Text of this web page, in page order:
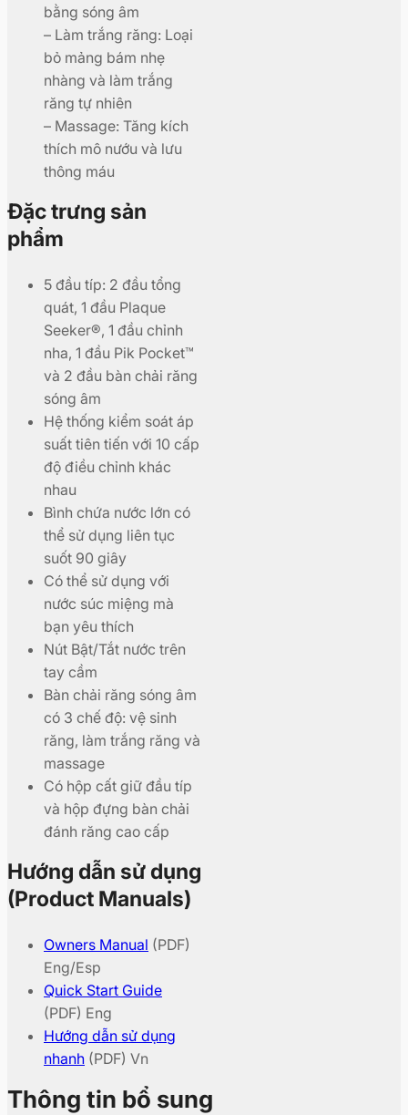
bằng sóng âm
– Làm trắng răng: Loại
bỏ mảng bám nhẹ
nhàng và làm trắng
răng tự nhiên
– Massage: Tăng kích
thích mô nướu và lưu
thông máu
Đặc trưng sản
phẩm
5 đầu típ: 2 đầu tổng
quát, 1 đầu Plaque
Seeker®, 1 đầu chỉnh
nha, 1 đầu Pik Pocket™
và 2 đầu bàn chải răng
sóng âm
Hệ thống kiểm soát áp
suất tiên tiến với 10 cấp
độ điều chỉnh khác
nhau
Bình chứa nước lớn có
thể sử dụng liên tục
suốt 90 giây
Có thể sử dụng với
nước súc miệng mà
bạn yêu thích
Nút Bật/Tắt nước trên
tay cầm
Bàn chải răng sóng âm
có 3 chế độ: vệ sinh
răng, làm trắng răng và
massage
Có hộp cất giữ đầu típ
và hộp đựng bàn chải
đánh răng cao cấp
Hướng dẫn sử dụng
(Product Manuals)
Owners Manual (PDF)
Eng/Esp
Quick Start Guide
(PDF) Eng
Hướng dẫn sử dụng
nhanh (PDF) Vn
Thông tin bổ sung